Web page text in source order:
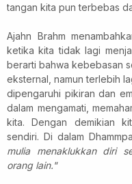
tangan kita pun terbebas
Ajahn Brahm
ketika kita tidak lagi
berarti bahwa kebebasan
eksternal, namun terlebih
dipengaruhi pikiran dan
dalam mengamati,
kita. Dengan demikian
sendiri. Di dalam
mulia menaklukkan diri
orang lain."